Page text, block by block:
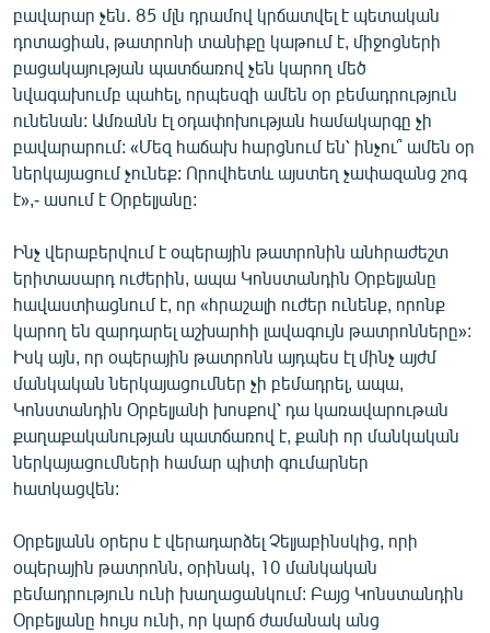
բավարար չեն․ 85 մլն դրամով կրճատվել է պետական
դոտացիան, թատրոնի տանիքը կաթում է, միջոցների
բացակայության պատճառով չեն կարող մեծ
նվագախումբ պահել, որպեսզի ամեն օր բեմադրություն
ունենան: Ամռանն էլ օդափոխության համակարգը չի
բավարարում: «Մեզ հաճախ հարցնում են՝ ինչու՞ ամեն օր
ներկայացում չունեք: Որովհետև այստեղ չափազանց շոգ
է»,- ասում է Օրբելյանը:
Ինչ վերաբերվում է օպերային թատրոնին անհրաժեշտ
երիտասարդ ուժերին, ապա Կոնստանդին Օրբելյանը
հավաստիացնում է, որ «հրաշալի ուժեր ունենք, որոնք
կարող են զարդարել աշխարհի լավագույն թատրոնները»:
Իսկ այն, որ օպերային թատրոնն այդպես էլ մինչ այժմ
մանկական ներկայացումներ չի բեմադրել, ապա,
Կոնստանդին Օրբելյանի խոսքով՝ դա կառավարութան
քաղաքականության պատճառով է, քանի որ մանկական
ներկայացումների համար պիտի գումարներ
հատկացվեն:
Օրբելյանն օրերս է վերադարձել Չելյաբինսկից, որի
օպերային թատրոնն, օրինակ, 10 մանկական
բեմադրություն ունի խաղացանկում: Բայց Կոնստանդին
Օրբելյանը հույս ունի, որ կարճ ժամանակ անց